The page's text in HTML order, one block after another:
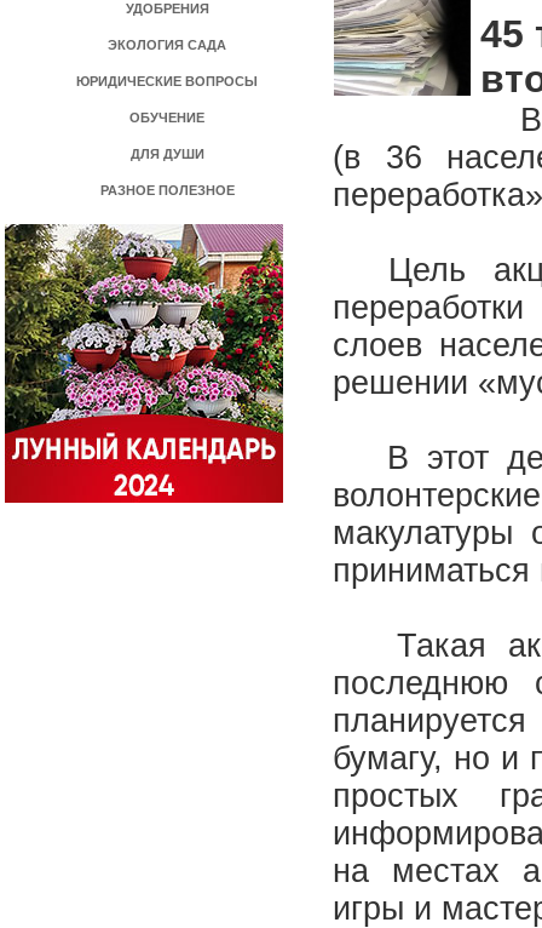
УДОБРЕНИЯ
ЭКОЛОГИЯ САДА
ЮРИДИЧЕСКИЕ ВОПРОСЫ
ОБУЧЕНИЕ
ДЛЯ ДУШИ
РАЗНОЕ ПОЛЕЗНОЕ
45
В
(в 36
Цель
слоев
решении
В этот
макулатуры
Такая
последнюю
бумагу, но и
простых
на местах
игры и